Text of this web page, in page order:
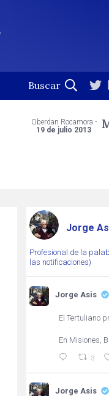
Oberdan Rocamora -
19 de julio 2013
Jorge
Profesional de la
las notificaciones)
Jorge Asis
El Tertuliano
En Misiones,
3
Jorge Asis